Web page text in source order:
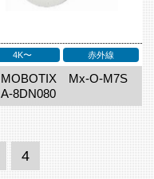
4K〜 赤外線
MOBOTIX Mx-O-M7S
A-8DN080
4